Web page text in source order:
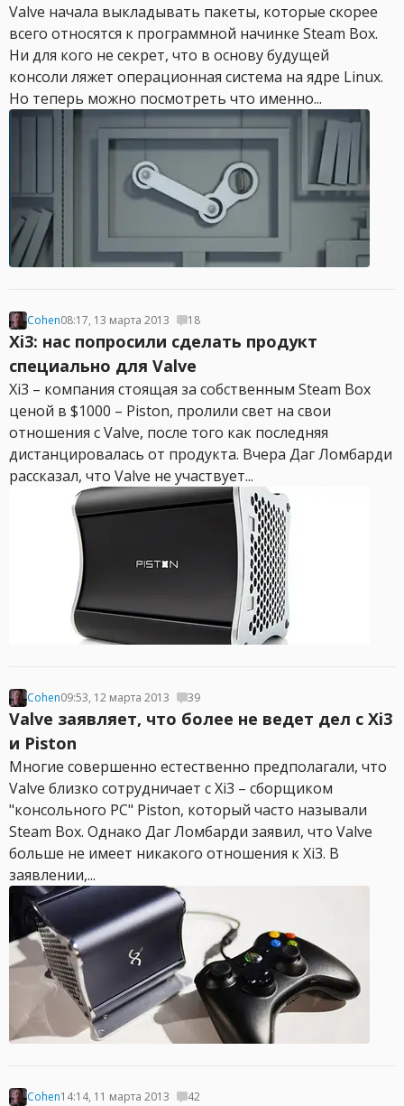
Valve начала выкладывать пакеты, которые скорее
всего относятся к программной начинке Steam Box.
Ни для кого не секрет, что в основу будущей
консоли ляжет операционная система на ядре Linux.
Но теперь можно посмотреть что именно...
Cohen08:17, 13 марта 2013 18
Xi3: нас попросили сделать продукт
специально для Valve
Xi3 – компания стоящая за собственным Steam Box
ценой в $1000 – Piston, пролили свет на свои
отношения с Valve, после того как последняя
дистанцировалась от продукта. Вчера Даг Ломбарди
рассказал, что Valve не участвует...
Cohen09:53, 12 марта 2013 39
Valve заявляет, что более не ведет дел с Xi3
и Piston
Многие совершенно естественно предполагали, что
Valve близко сотрудничает с Xi3 – сборщиком
"консольного PC" Piston, который часто называли
Steam Box. Однако Даг Ломбарди заявил, что Valve
больше не имеет никакого отношения к Xi3. В
заявлении,...
Cohen14:14, 11 марта 2013 42